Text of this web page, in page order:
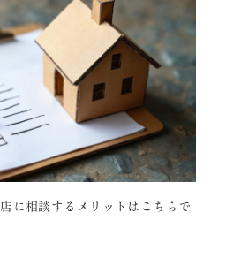
に相談するメリットはこちらで